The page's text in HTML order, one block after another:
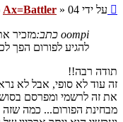
שליחה
על ידי Ax=Battler » 04 מאי 2021, 10:58
oompi כתב: מזכיר
להגיע לפורום הפך
תודה רבה!!
זה עוד לא סופי, אבל לא
את זה לרשמי ומפרסם
מבחינת הפורום... כמה שזה